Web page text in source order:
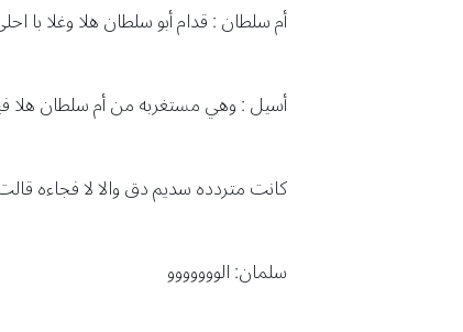
أم سلطان : قدام أبو سلطان هلا وغلا
أسيل : وهي مستغربه من أم سلطان هلا
كانت متردده سديم دق والا لا فجاءه
سلمان: الووووووو